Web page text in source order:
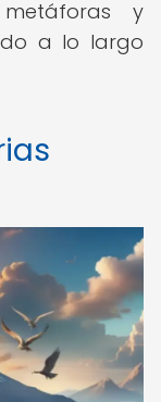
y
a lo largo